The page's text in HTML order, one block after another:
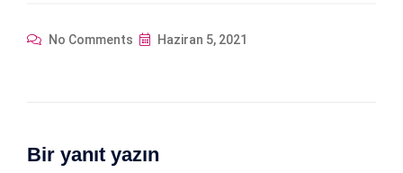
No Comments Haziran 5, 2021
Bir yanıt yazın